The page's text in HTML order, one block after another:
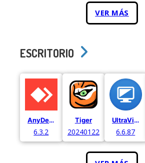
VER MÁS
ESCRITORIO
AnyDesk
6.3.2
Tiger
20240122
UltraViewer
6.6.87